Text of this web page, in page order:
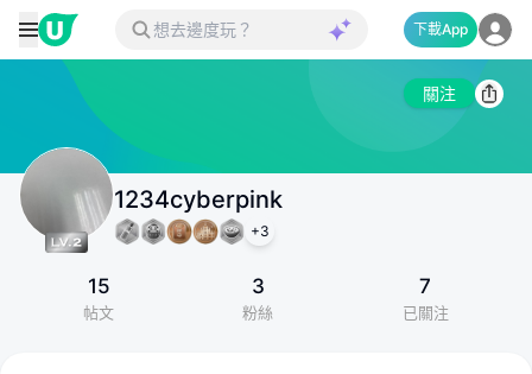
下載App
關注
1234cyberpink
+3
15
帖文
3
粉絲
7
已關注